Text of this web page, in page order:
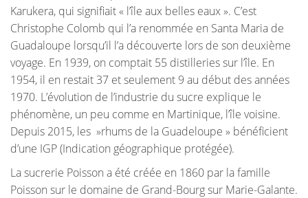
Karukera, qui signifiait « l’île aux belles eaux ». C’est
Christophe Colomb qui l’a renommée en Santa Maria de
Guadaloupe lorsqu’il l’a découverte lors de son deuxième
voyage. En 1939, on comptait 55 distilleries sur l’île. En
1954, il en restait 37 et seulement 9 au début des années
1970. L’évolution de l’industrie du sucre explique le
phénomène, un peu comme en Martinique, l’île voisine.
Depuis 2015, les »rhums de la Guadeloupe » bénéficient
d’une IGP (Indication géographique protégée).
La sucrerie Poisson a été créée en 1860 par la famille
Poisson sur le domaine de Grand-Bourg sur Marie-Galante.